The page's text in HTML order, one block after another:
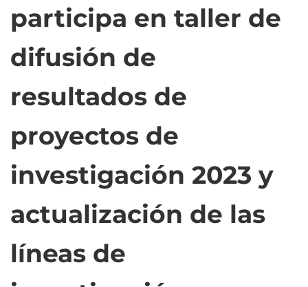
participa en taller de
difusión de
resultados de
proyectos de
investigación 2023 y
actualización de las
líneas de